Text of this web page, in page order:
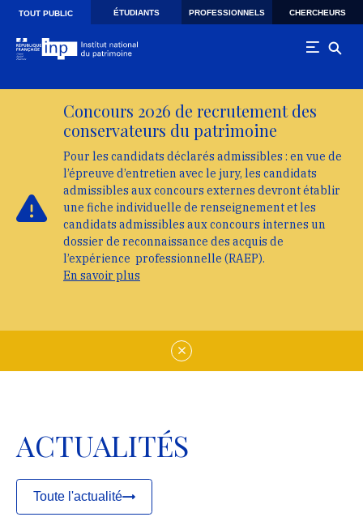
Skip to main navigation
Aller au contenu principal
TOUT PUBLIC ÉTUDIANTS PROFESSIONNELS CHERCHEURS
Concours 2026 de recrutement des
conservateurs du patrimoine
Pour les candidats déclarés admissibles : en vue de
l’épreuve d’entretien avec le jury, les candidats
admissibles aux concours externes devront établir
une fiche individuelle de renseignement et les
candidats admissibles aux concours internes un
dossier de reconnaissance des acquis de
l’expérience professionnelle (RAEP).
En savoir plus
ACTUALITÉS
Toute l'actualité